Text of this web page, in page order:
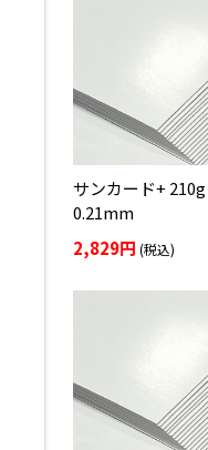
サンカード+ 210g
0.21mm
2,829円(税込)